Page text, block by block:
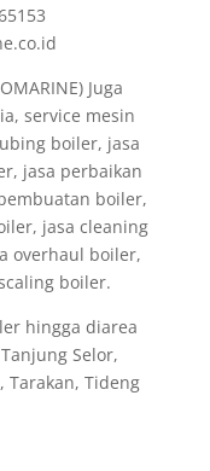
Juga
service mesin
boiler, jasa
jasa perbaikan
boiler,
jasa cleaning
overhaul boiler,
boiler.
hingga diarea
Selor,
Tarakan, Tideng